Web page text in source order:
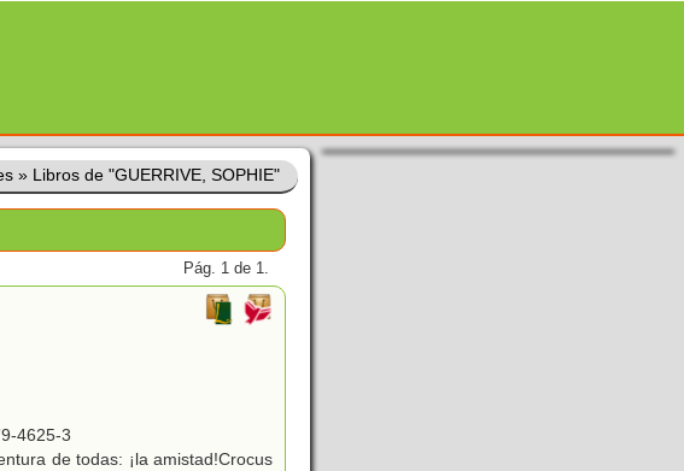
» Libros de "GUERRIVE, SOPHIE"
Pág. 1 de 1.
4625-3
de todas: ¡la amistad!Crocus